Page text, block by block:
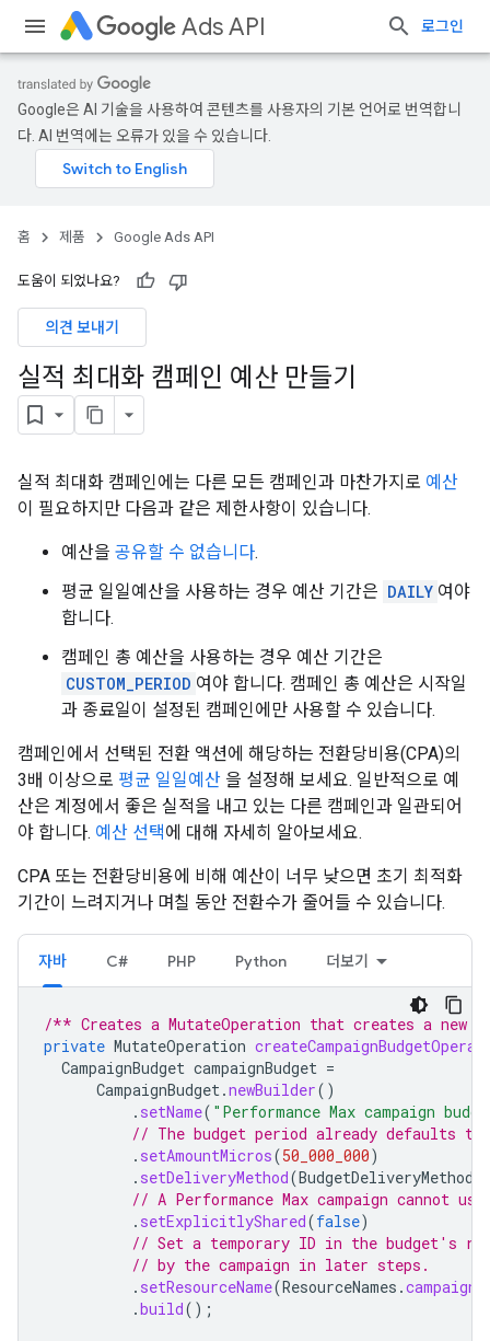
Ads API 로그인
Google은 AI 기술을 사용하여 콘텐츠를 사용자의 기본 언어로 번역합니
다. AI 번역에는 오류가 있을 수 있습니다.
홈 제품 Google Ads API
도움이 되었나요?
의견 보내기
실적 최대화 캠페인 예산 만들기
실적 최대화 캠페인에는 다른 모든 캠페인과 마찬가지로 예산
이 필요하지만 다음과 같은 제한사항이 있습니다.
예산을 공유할 수 없습니다.
평균 일일예산을 사용하는 경우 예산 기간은 DAILY 여야
합니다.
캠페인 총 예산을 사용하는 경우 예산 기간은
CUSTOM_PERIOD 여야 합니다. 캠페인 총 예산은 시작일
과 종료일이 설정된 캠페인에만 사용할 수 있습니다.
캠페인에서 선택된 전환 액션에 해당하는 전환당비용(CPA)의
3배 이상으로 평균 일일예산 을 설정해 보세요. 일반적으로 예
산은 계정에서 좋은 실적을 내고 있는 다른 캠페인과 일관되어
야 합니다. 예산 선택에 대해 자세히 알아보세요.
CPA 또는 전환당비용에 비해 예산이 너무 낮으면 초기 최적화
기간이 느려지거나 며칠 동안 전환수가 줄어들 수 있습니다.
자바 C# PHP Python 더보기
/** Creates a MutateOperation that creates a new
private MutateOperation
CampaignBudget campaignBudget =
CampaignBudget.newBuilder()
. setName( "Performance Max campaign
// The budget period already defaults to
. setAmountMicros(50_000_000)
. setDeliveryMethod(BudgetDeliveryMethod
// A Performance Max campaign cannot
. setExplicitlyShared(false)
// Set a temporary ID in the budget's
// by the campaign in later steps.
. setResourceName(ResourceNames .
.build();